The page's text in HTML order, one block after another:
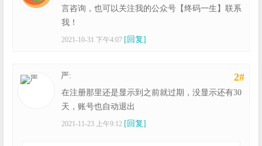
言咨询，也可以关注我的公众号【终码一生】联系
我！
2021-10-31 下午4:07 [回复]
2#
严:
在注册那里还是显示到之前就过期，没显示还有30
天，账号也自动退出
2021-11-23 上午9:12 [回复]